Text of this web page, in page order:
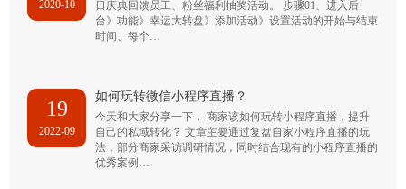
2020-10
日庆典回馈员工、粉丝福利抽奖活动。 步骤01、进入后
台》功能》幸运大转盘》添加活动》设置活动的开始与结束
时间、每个…
19
2022-09
如何玩转微信小程序直播？
今天和大家分享一下， 商家该如何玩转小程序直播，提升
自己的私域转化？ 文章主要通过复盘自家小程序直播的玩
法，部分商家采访调研情况，同时结合现有的小程序直播的
优秀案例…